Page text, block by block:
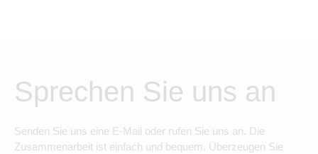
Sprechen Sie uns an
Senden Sie uns eine E-Mail oder rufen Sie uns an. Die
Zusammenarbeit ist einfach und bequem. Überzeugen Sie